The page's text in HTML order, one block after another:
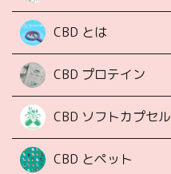
CBD とは
CBD プロテイン
CBD ソフトカプセル
CBD とペット